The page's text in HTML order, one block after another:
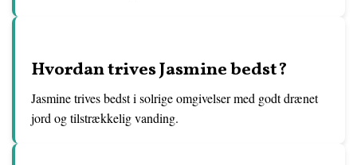
Hvordan trives Jasmine bedst?
Jasmine trives bedst i solrige omgivelser med godt drænet
jord og tilstrækkelig vanding.